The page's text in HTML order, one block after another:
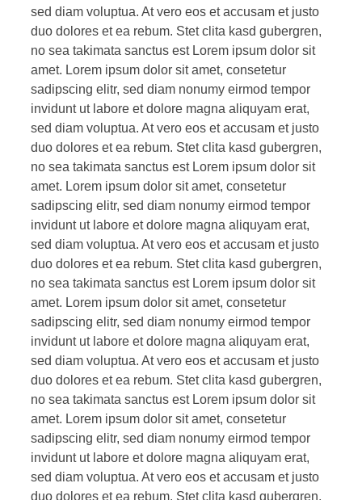
sed diam voluptua. At vero eos et accusam et justo
duo dolores et ea rebum. Stet clita kasd gubergren,
no sea takimata sanctus est Lorem ipsum dolor sit
amet. Lorem ipsum dolor sit amet, consetetur
sadipscing elitr, sed diam nonumy eirmod tempor
invidunt ut labore et dolore magna aliquyam erat,
sed diam voluptua. At vero eos et accusam et justo
duo dolores et ea rebum. Stet clita kasd gubergren,
no sea takimata sanctus est Lorem ipsum dolor sit
amet. Lorem ipsum dolor sit amet, consetetur
sadipscing elitr, sed diam nonumy eirmod tempor
invidunt ut labore et dolore magna aliquyam erat,
sed diam voluptua. At vero eos et accusam et justo
duo dolores et ea rebum. Stet clita kasd gubergren,
no sea takimata sanctus est Lorem ipsum dolor sit
amet. Lorem ipsum dolor sit amet, consetetur
sadipscing elitr, sed diam nonumy eirmod tempor
invidunt ut labore et dolore magna aliquyam erat,
sed diam voluptua. At vero eos et accusam et justo
duo dolores et ea rebum. Stet clita kasd gubergren,
no sea takimata sanctus est Lorem ipsum dolor sit
amet. Lorem ipsum dolor sit amet, consetetur
sadipscing elitr, sed diam nonumy eirmod tempor
invidunt ut labore et dolore magna aliquyam erat,
sed diam voluptua. At vero eos et accusam et justo
duo dolores et ea rebum. Stet clita kasd gubergren,